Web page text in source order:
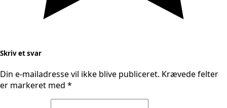
Skriv et svar
Din e-mailadresse vil ikke blive publiceret. Krævede felter
er markeret med *